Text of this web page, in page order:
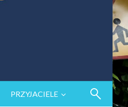
PRZYJACIELE